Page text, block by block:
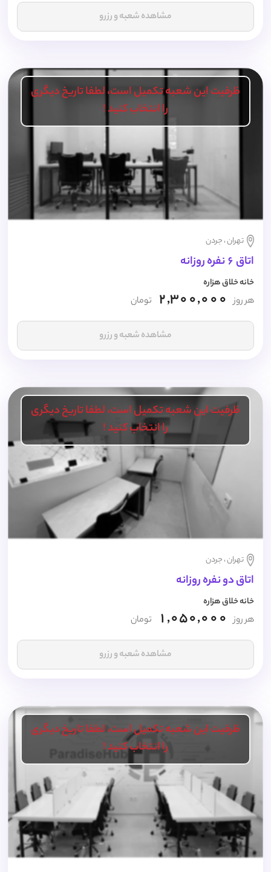
مشاهده شعبه و رزرو
ظرفیت این شعبه تکمیل است، لطفا تاریخ دیگری
را انتخاب کنید !
تهران ، جردن
اتاق 6 نفره روزانه
خانه خلاق هزاره
هر روز 2,300,000 تومان
مشاهده شعبه و رزرو
ظرفیت این شعبه تکمیل است، لطفا تاریخ دیگری
را انتخاب کنید !
تهران ، جردن
اتاق دو نفره روزانه
خانه خلاق هزاره
هر روز 1,050,000 تومان
مشاهده شعبه و رزرو
ظرفیت این شعبه تکمیل است، لطفا تاریخ دیگری
را انتخاب کنید !